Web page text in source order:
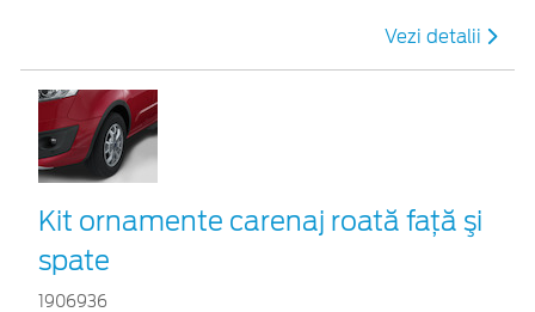
Vezi detalii
Kit ornamente carenaj roată faţă şi
spate
1906936